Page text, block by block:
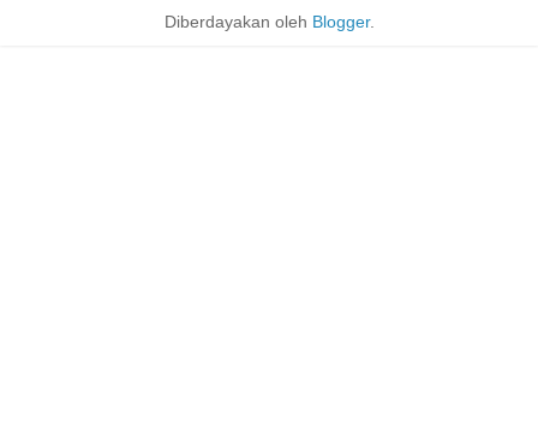
Diberdayakan oleh Blogger.